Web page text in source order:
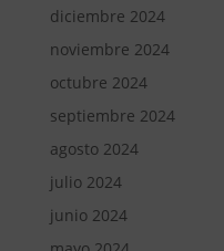
diciembre 2024
noviembre 2024
octubre 2024
septiembre 2024
agosto 2024
julio 2024
junio 2024